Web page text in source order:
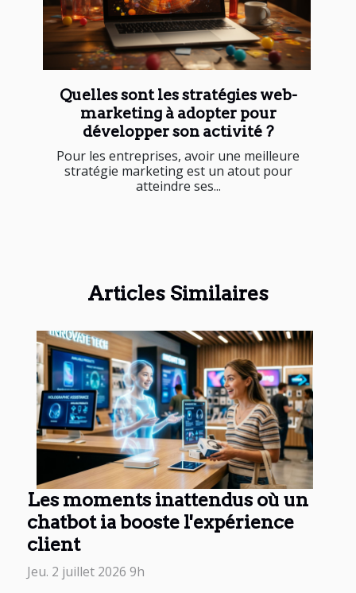
Quelles sont les stratégies web-
marketing à adopter pour
développer son activité ?
Pour les entreprises, avoir une meilleure
stratégie marketing est un atout pour
atteindre ses...
Articles Similaires
Les moments inattendus où un
chatbot ia booste l'expérience
client
Jeu. 2 juillet 2026 9h